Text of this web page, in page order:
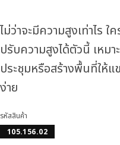
ไม่ว่าจะมีความสูงเท่าไร
ปรับความสูงได้ตัวนี้ เหมา
ประชุมหรือสร้างพื้นที่ให้แ
ง่าย
รหัสสินค้า
105.156.02